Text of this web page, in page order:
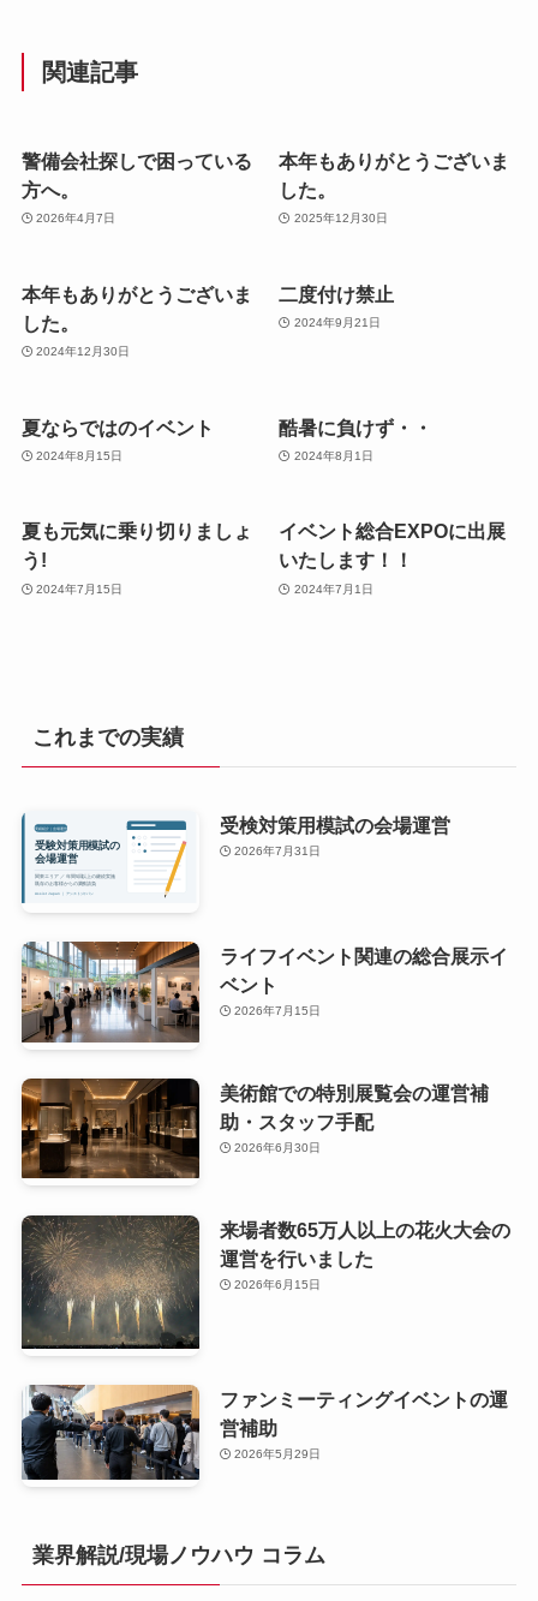
関連記事
警備会社探しで困っている
方へ。
2026年4月7日
本年もありがとうございま
した。
2025年12月30日
本年もありがとうございま
した。
2024年12月30日
二度付け禁止
2024年9月21日
夏ならではのイベント
2024年8月15日
酷暑に負けず・・
2024年8月1日
夏も元気に乗り切りましょ
う!
2024年7月15日
イベント総合EXPOに出展
いたします！！
2024年7月1日
これまでの実績
受検対策用模試の会場運営
2026年7月31日
ライフイベント関連の総合展示イ
ベント
2026年7月15日
美術館での特別展覧会の運営補
助・スタッフ手配
2026年6月30日
来場者数65万人以上の花火大会の
運営を行いました
2026年6月15日
ファンミーティングイベントの運
営補助
2026年5月29日
業界解説/現場ノウハウ コラム